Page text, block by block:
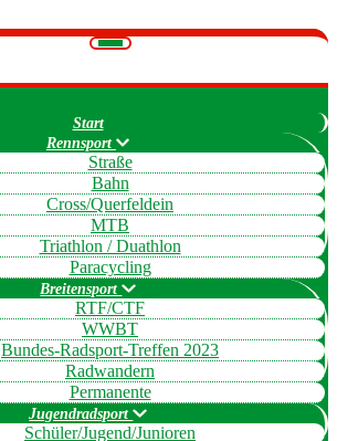
Navigation
Start
Rennsport
Straße
Bahn
Cross/Querfeldein
MTB
Triathlon / Duathlon
Paracycling
Breitensport
RTF/CTF
WWBT
Bundes-Radsport-Treffen 2023
Radwandern
Permanente
Jugendradsport
Schüler/Jugend/Junioren